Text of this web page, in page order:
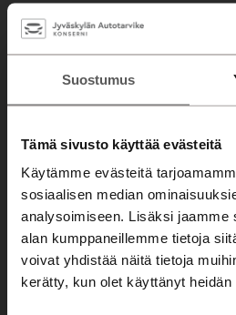
Suostumus
Tämä sivusto käyttää evästeitä
Käytämme evästeitä
sosiaalisen median
analysoimiseen. Lisäksi jaamme
alan kumppaneillemme tietoja
voivat yhdistää näitä tietoja
kerätty, kun olet käyttänyt heidän
Autohaku
Autorahoitus
Etämyynnin
Huolto
Varaa
Huolto- ja